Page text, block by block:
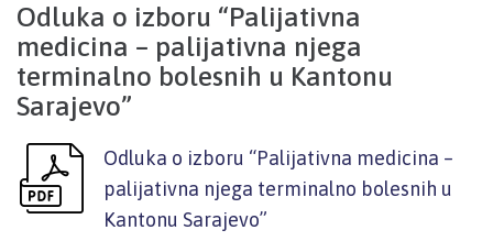
Odluka o izboru “Palijativna
medicina – palijativna njega
terminalno bolesnih u Kantonu
Sarajevo”
Odluka o izboru “Palijativna medicina –
palijativna njega terminalno bolesnih u
Kantonu Sarajevo”